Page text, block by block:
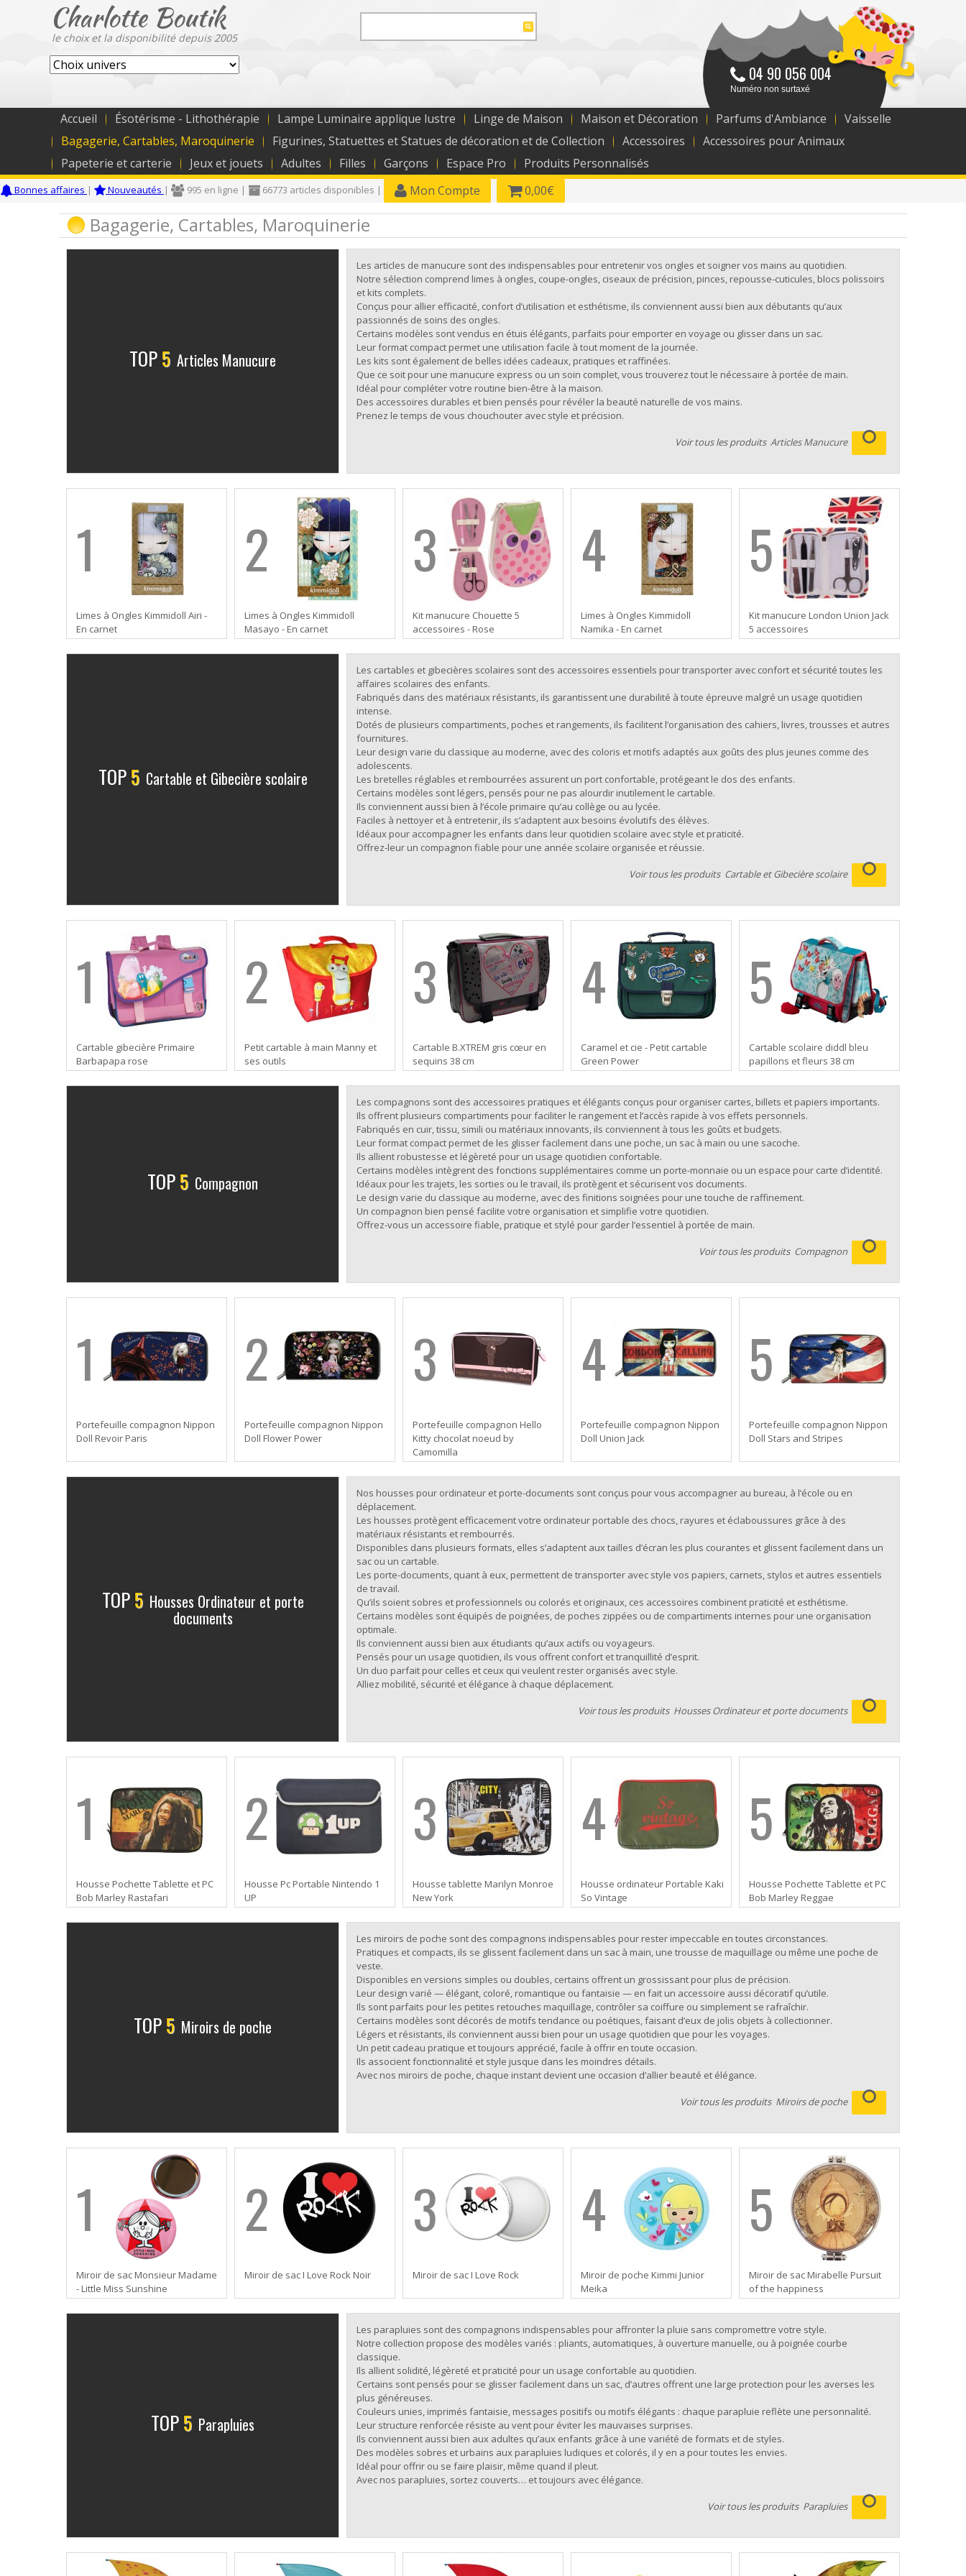
04 90 056 004
Numéro non surtaxé
Charlotte Boutik
le choix et la disponibilité depuis 2005
Accueil Ésotérisme - Lithothérapie Lampe Luminaire applique lustre Linge de Maison Maison et Décoration Parfums d'Ambiance
Vaisselle
Bagagerie, Cartables, Maroquinerie
Figurines, Statuettes et Statues de décoration et de Collection Accessoires
Accessoires pour Animaux
Papeterie et carterie
Jeux et jouets Adultes Filles Garçons Espace Pro Produits Personnalisés
Bonnes affaires | Nouveautés | 995 en ligne | 66773 articles disponibles | Mon Compte 0,00€
Bagagerie, Cartables, Maroquinerie
TOP5 Articles Manucure
Les articles de manucure sont des indispensables pour entretenir vos ongles et soigner vos mains au quotidien.
Notre sélection comprend limes à ongles, coupe-ongles, ciseaux de précision, pinces, repousse-cuticules, blocs polissoirs
et kits complets.
Conçus pour allier efficacité, confort d’utilisation et esthétisme, ils conviennent aussi bien aux débutants qu’aux
passionnés de soins des ongles.
Certains modèles sont vendus en étuis élégants, parfaits pour emporter en voyage ou glisser dans un sac.
Leur format compact permet une utilisation facile à tout moment de la journée.
Les kits sont également de belles idées cadeaux, pratiques et raffinées.
Que ce soit pour une manucure express ou un soin complet, vous trouverez tout le nécessaire à portée de main.
Idéal pour compléter votre routine bien-être à la maison.
Des accessoires durables et bien pensés pour révéler la beauté naturelle de vos mains.
Prenez le temps de vous chouchouter avec style et précision.
Voir tous les produits Articles Manucure
1
Limes à Ongles Kimmidoll Airi -
En carnet
2
Limes à Ongles Kimmidoll
Masayo - En carnet
3
Kit manucure Chouette 5
accessoires - Rose
4
Limes à Ongles Kimmidoll
Namika - En carnet
5
Kit manucure London Union Jack
5 accessoires
TOP5 Cartable et Gibecière scolaire
Les cartables et gibecières scolaires sont des accessoires essentiels pour transporter avec confort et sécurité toutes les
affaires scolaires des enfants.
Fabriqués dans des matériaux résistants, ils garantissent une durabilité à toute épreuve malgré un usage quotidien
intense.
Dotés de plusieurs compartiments, poches et rangements, ils facilitent l’organisation des cahiers, livres, trousses et autres
fournitures.
Leur design varie du classique au moderne, avec des coloris et motifs adaptés aux goûts des plus jeunes comme des
adolescents.
Les bretelles réglables et rembourrées assurent un port confortable, protégeant le dos des enfants.
Certains modèles sont légers, pensés pour ne pas alourdir inutilement le cartable.
Ils conviennent aussi bien à l’école primaire qu’au collège ou au lycée.
Faciles à nettoyer et à entretenir, ils s’adaptent aux besoins évolutifs des élèves.
Idéaux pour accompagner les enfants dans leur quotidien scolaire avec style et praticité.
Offrez-leur un compagnon fiable pour une année scolaire organisée et réussie.
Voir tous les produits Cartable et Gibecière scolaire
1
Cartable gibecière Primaire
Barbapapa rose
2
Petit cartable à main Manny et
ses outils
3
Cartable B.XTREM gris cœur en
sequins 38 cm
4
Caramel et cie - Petit cartable
Green Power
5
Cartable scolaire diddl bleu
papillons et fleurs 38 cm
TOP5 Compagnon
Les compagnons sont des accessoires pratiques et élégants conçus pour organiser cartes, billets et papiers importants.
Ils offrent plusieurs compartiments pour faciliter le rangement et l’accès rapide à vos effets personnels.
Fabriqués en cuir, tissu, simili ou matériaux innovants, ils conviennent à tous les goûts et budgets.
Leur format compact permet de les glisser facilement dans une poche, un sac à main ou une sacoche.
Ils allient robustesse et légèreté pour un usage quotidien confortable.
Certains modèles intègrent des fonctions supplémentaires comme un porte-monnaie ou un espace pour carte d’identité.
Idéaux pour les trajets, les sorties ou le travail, ils protègent et sécurisent vos documents.
Le design varie du classique au moderne, avec des finitions soignées pour une touche de raffinement.
Un compagnon bien pensé facilite votre organisation et simplifie votre quotidien.
Offrez-vous un accessoire fiable, pratique et stylé pour garder l’essentiel à portée de main.
Voir tous les produits Compagnon
1
Portefeuille compagnon Nippon
Doll Revoir Paris
2
Portefeuille compagnon Nippon
Doll Flower Power
3
Portefeuille compagnon Hello
Kitty chocolat noeud by
Camomilla
4
Portefeuille compagnon Nippon
Doll Union Jack
5
Portefeuille compagnon Nippon
Doll Stars and Stripes
TOP5 Housses Ordinateur et porte
documents
Nos housses pour ordinateur et porte-documents sont conçus pour vous accompagner au bureau, à l’école ou en
déplacement.
Les housses protègent efficacement votre ordinateur portable des chocs, rayures et éclaboussures grâce à des
matériaux résistants et rembourrés.
Disponibles dans plusieurs formats, elles s’adaptent aux tailles d’écran les plus courantes et glissent facilement dans un
sac ou un cartable.
Les porte-documents, quant à eux, permettent de transporter avec style vos papiers, carnets, stylos et autres essentiels
de travail.
Qu’ils soient sobres et professionnels ou colorés et originaux, ces accessoires combinent praticité et esthétisme.
Certains modèles sont équipés de poignées, de poches zippées ou de compartiments internes pour une organisation
optimale.
Ils conviennent aussi bien aux étudiants qu’aux actifs ou voyageurs.
Pensés pour un usage quotidien, ils vous offrent confort et tranquillité d’esprit.
Un duo parfait pour celles et ceux qui veulent rester organisés avec style.
Alliez mobilité, sécurité et élégance à chaque déplacement.
Voir tous les produits Housses Ordinateur et porte documents
1
Housse Pochette Tablette et PC
Bob Marley Rastafari
2
Housse Pc Portable Nintendo 1
UP
3
Housse tablette Marilyn Monroe
New York
4
Housse ordinateur Portable Kaki
So Vintage
5
Housse Pochette Tablette et PC
Bob Marley Reggae
TOP5 Miroirs de poche
Les miroirs de poche sont des compagnons indispensables pour rester impeccable en toutes circonstances.
Pratiques et compacts, ils se glissent facilement dans un sac à main, une trousse de maquillage ou même une poche de
veste.
Disponibles en versions simples ou doubles, certains offrent un grossissant pour plus de précision.
Leur design varié — élégant, coloré, romantique ou fantaisie — en fait un accessoire aussi décoratif qu’utile.
Ils sont parfaits pour les petites retouches maquillage, contrôler sa coiffure ou simplement se rafraîchir.
Certains modèles sont décorés de motifs tendance ou poétiques, faisant d’eux de jolis objets à collectionner.
Légers et résistants, ils conviennent aussi bien pour un usage quotidien que pour les voyages.
Un petit cadeau pratique et toujours apprécié, facile à offrir en toute occasion.
Ils associent fonctionnalité et style jusque dans les moindres détails.
Avec nos miroirs de poche, chaque instant devient une occasion d’allier beauté et élégance.
Voir tous les produits Miroirs de poche
1
Miroir de sac Monsieur Madame
- Little Miss Sunshine
2
Miroir de sac I Love Rock Noir
3
Miroir de sac I Love Rock
4
Miroir de poche Kimmi Junior
Meika
5
Miroir de sac Mirabelle Pursuit
of the happiness
TOP5 Parapluies
Les parapluies sont des compagnons indispensables pour affronter la pluie sans compromettre votre style.
Notre collection propose des modèles variés : pliants, automatiques, à ouverture manuelle, ou à poignée courbe
classique.
Ils allient solidité, légèreté et praticité pour un usage confortable au quotidien.
Certains sont pensés pour se glisser facilement dans un sac, d’autres offrent une large protection pour les averses les
plus généreuses.
Couleurs unies, imprimés fantaisie, messages positifs ou motifs élégants : chaque parapluie reflète une personnalité.
Leur structure renforcée résiste au vent pour éviter les mauvaises surprises.
Ils conviennent aussi bien aux adultes qu’aux enfants grâce à une variété de formats et de styles.
Des modèles sobres et urbains aux parapluies ludiques et colorés, il y en a pour toutes les envies.
Idéal pour offrir ou se faire plaisir, même quand il pleut.
Avec nos parapluies, sortez couverts… et toujours avec élégance.
Voir tous les produits Parapluies